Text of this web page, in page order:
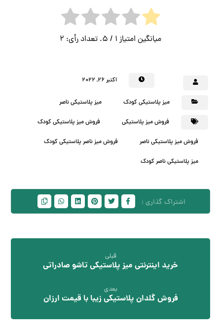
میانگین امتیاز 1 / 5. تعداد رأی: 2
اکتبر ۲۶, ۲۰۲۲
میز پلاستیکی کودک میز پلاستیکی ناصر
فروش میز پلاستیکی فروش میز پلاستیکی کودک
فروش میز پلاستیکی ناصر فروش میز ناصر پلاستیکی کودک
میز پلاستیکی ناصر کودک
قبلی
خرید اینترنتی میز پلاستیکی تاشو صادراتی
بعدی
فروش گلدان پلاستیکی زیبا با قیمت ارزان